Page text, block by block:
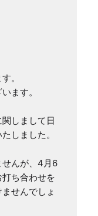
。
ます。
しまして日
しました。
せんが、4月6
ち合わせを
せんでしょ